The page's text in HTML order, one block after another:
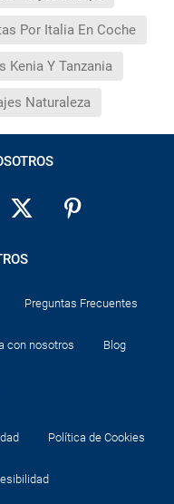
Por Italia En Coche
Kenia Y Tanzania
Naturaleza
Preguntas Frecuentes
con nosotros Blog
Política de Cookies